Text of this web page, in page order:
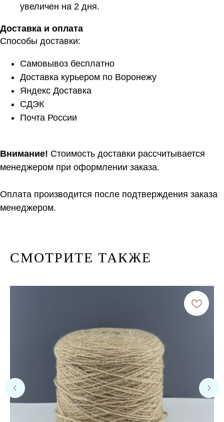
увеличен на 2 дня.
Доставка и оплата
Способы доставки:
Самовывоз бесплатно
Доставка курьером по Воронежу
Яндекс Доставка
СДЭК
Почта России
Внимание! Стоимость доставки рассчитывается
менеджером при оформлении заказа.
Оплата производится после подтверждения заказа
менеджером.
СМОТРИТЕ ТАКЖЕ